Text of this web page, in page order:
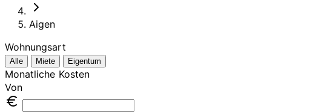
Aigen
Wohnungsart
Alle Miete Eigentum
Monatliche Kosten
Von